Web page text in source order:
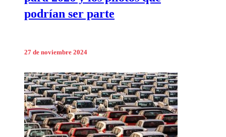
podrían ser parte
27 de noviembre 2024